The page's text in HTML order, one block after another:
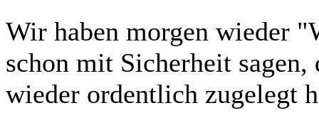
Wir haben morgen wieder
schon mit Sicherheit sagen,
wieder ordentlich zugelegt